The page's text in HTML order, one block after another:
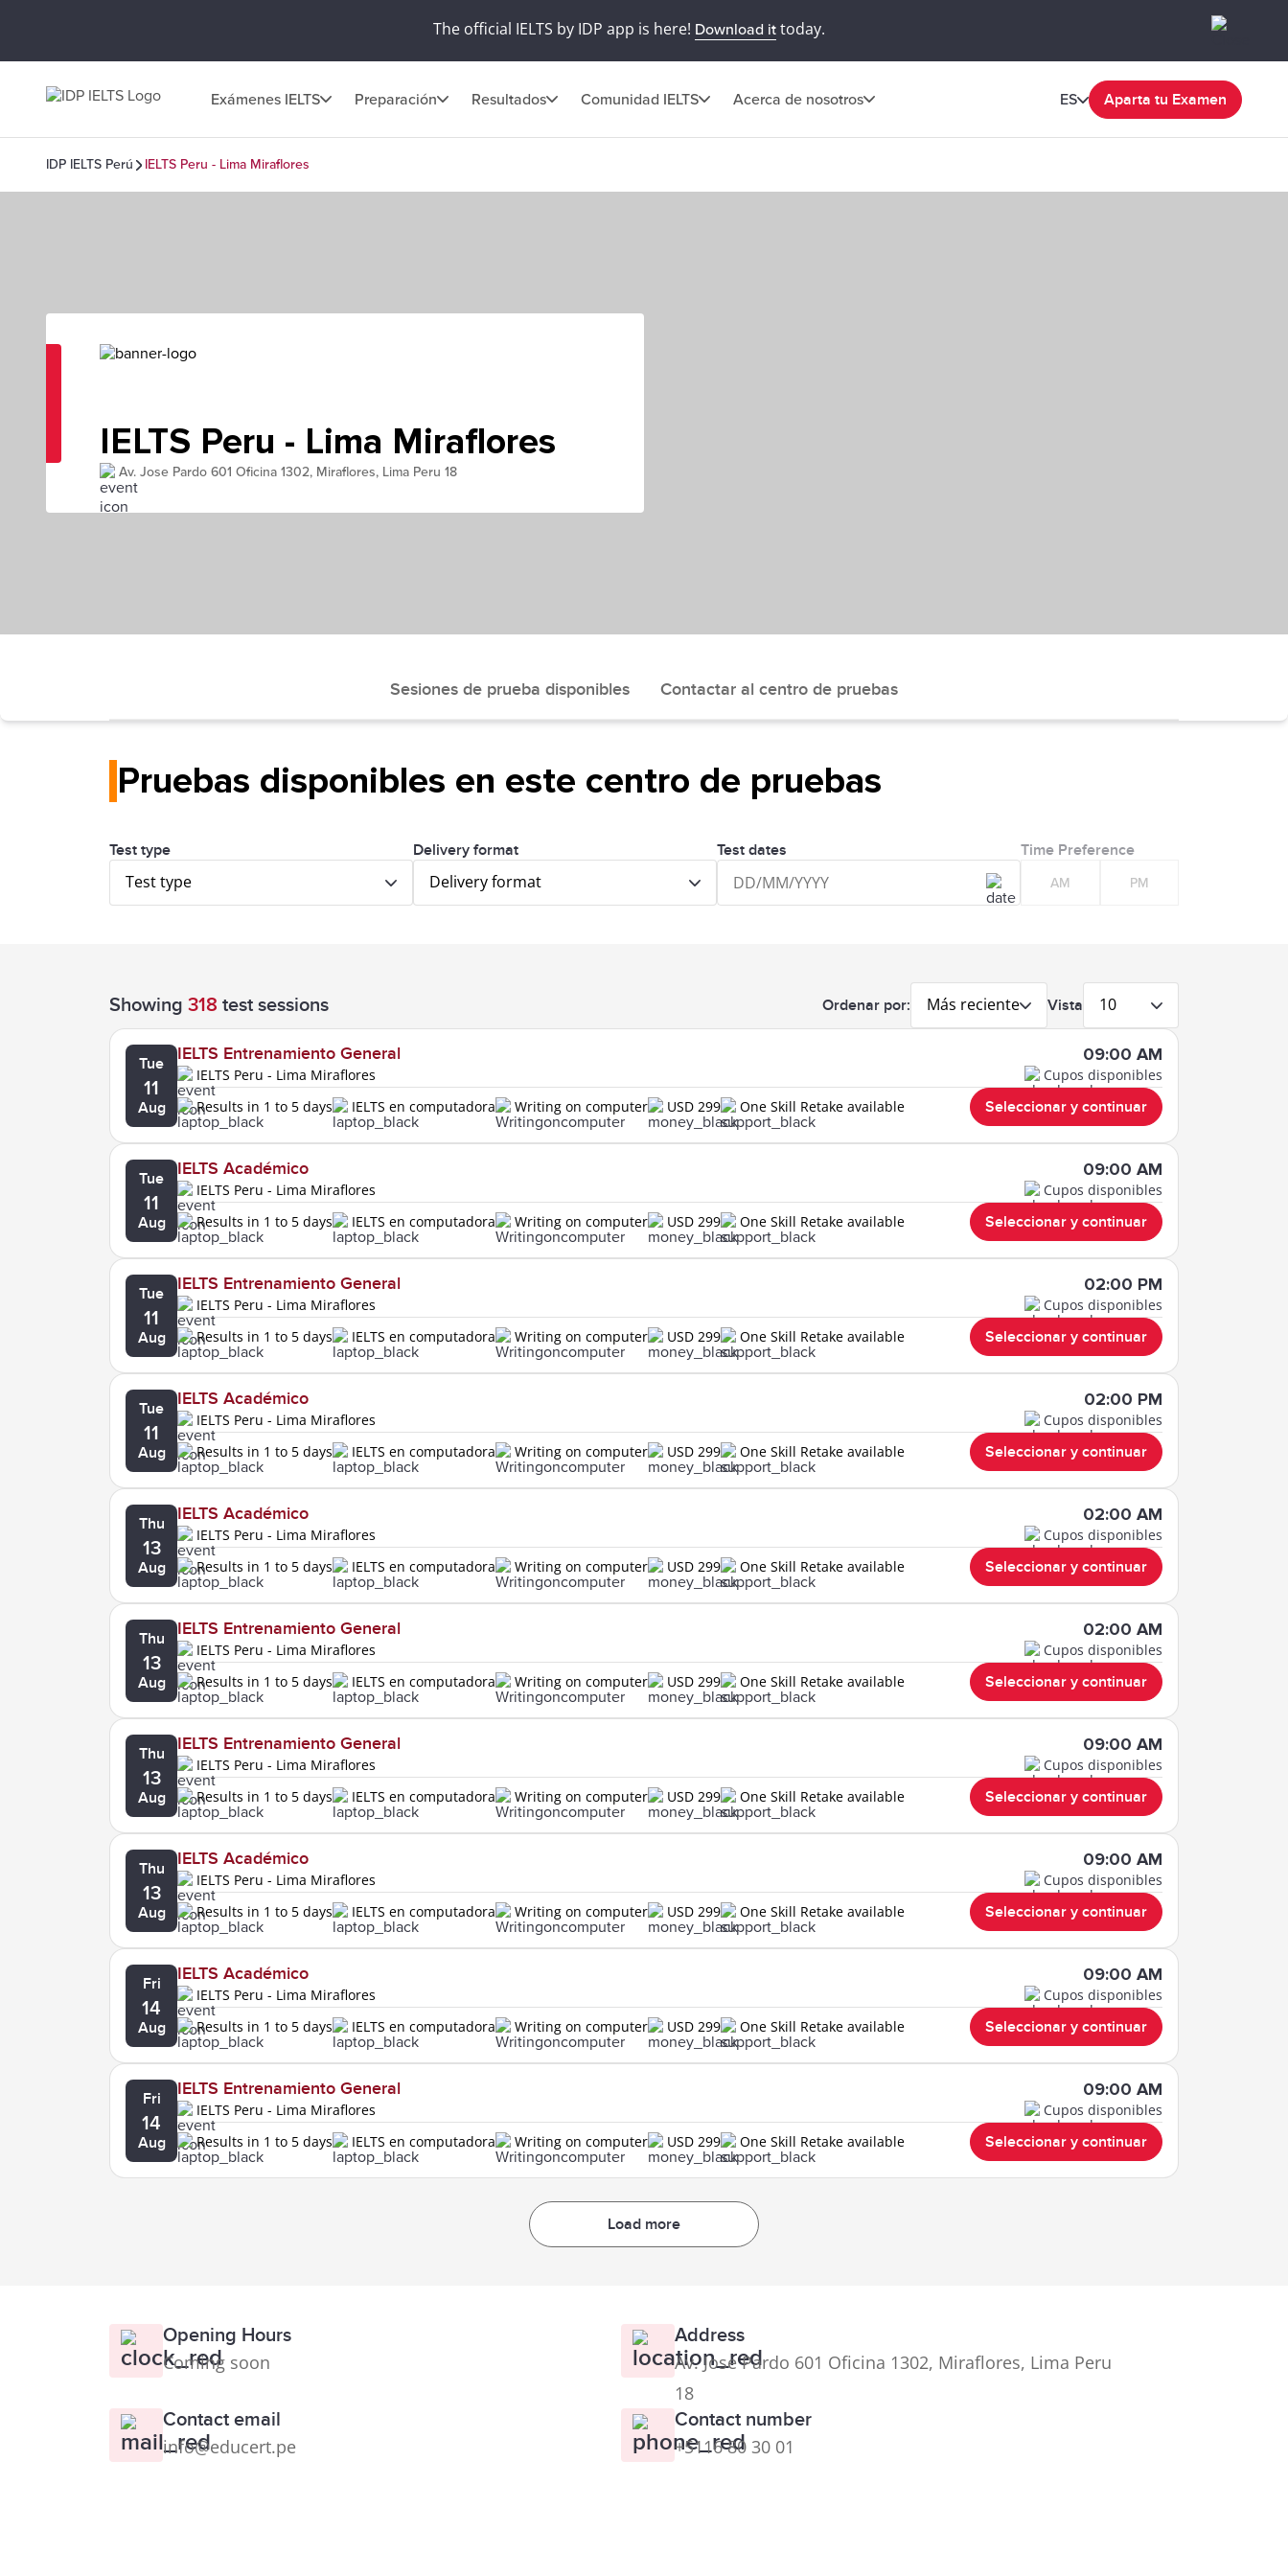
The official IELTS by IDP app is here! Download ittoday.
Exámenes IELTS Preparación Resultados Comunidad IELTS Acerca de nosotros ES Aparta tu Examen
IDP IELTS Perú IELTS Peru - Lima Miraflores
IELTS Peru - Lima Miraflores
Av. Jose Pardo 601 Oficina 1302, Miraflores, Lima Peru 18
Sesiones de prueba disponibles Contactar al centro de pruebas
Pruebas disponibles en este centro de pruebas
Test type
Test type
Delivery format
Delivery format
Test dates Time Preference
AM PM
Showing 318 test sessions Ordenar por: Más reciente Vista 10
Tue
11
Aug
IELTS Entrenamiento General
IELTS Peru - Lima Miraflores
09:00 AM
Cupos disponibles
Results in 1 to 5 days
IELTS en computadora Writing on computer USD 299 One Skill Retake available Seleccionar y continuar
Tue
11
Aug
IELTS Académico
IELTS Peru - Lima Miraflores
09:00 AM
Cupos disponibles
Results in 1 to 5 days
IELTS en computadora Writing on computer USD 299 One Skill Retake available Seleccionar y continuar
Tue
11
Aug
IELTS Entrenamiento General
IELTS Peru - Lima Miraflores
02:00 PM
Cupos disponibles
Results in 1 to 5 days
IELTS en computadora Writing on computer USD 299 One Skill Retake available Seleccionar y continuar
Tue
11
Aug
IELTS Académico
IELTS Peru - Lima Miraflores
02:00 PM
Cupos disponibles
Results in 1 to 5 days
IELTS en computadora Writing on computer USD 299 One Skill Retake available Seleccionar y continuar
Thu
13
Aug
IELTS Académico
IELTS Peru - Lima Miraflores
02:00 AM
Cupos disponibles
Results in 1 to 5 days
IELTS en computadora Writing on computer USD 299 One Skill Retake available Seleccionar y continuar
Thu
13
Aug
IELTS Entrenamiento General
IELTS Peru - Lima Miraflores
02:00 AM
Cupos disponibles
Results in 1 to 5 days
IELTS en computadora Writing on computer USD 299 One Skill Retake available Seleccionar y continuar
Thu
13
Aug
IELTS Entrenamiento General
IELTS Peru - Lima Miraflores
09:00 AM
Cupos disponibles
Results in 1 to 5 days
IELTS en computadora Writing on computer USD 299 One Skill Retake available Seleccionar y continuar
Thu
13
Aug
IELTS Académico
IELTS Peru - Lima Miraflores
09:00 AM
Cupos disponibles
Results in 1 to 5 days
IELTS en computadora Writing on computer USD 299 One Skill Retake available Seleccionar y continuar
Fri
14
Aug
IELTS Académico
IELTS Peru - Lima Miraflores
09:00 AM
Cupos disponibles
Results in 1 to 5 days
IELTS en computadora Writing on computer USD 299 One Skill Retake available Seleccionar y continuar
Fri
14
Aug
IELTS Entrenamiento General
IELTS Peru - Lima Miraflores
09:00 AM
Cupos disponibles
Results in 1 to 5 days
IELTS en computadora Writing on computer USD 299 One Skill Retake available Seleccionar y continuar
Load more
Opening Hours
Coming soon
Address
Av. Jose Pardo 601 Oficina 1302, Miraflores, Lima Peru
18
Contact email
info@educert.pe
Contact number
+5116 80 30 01